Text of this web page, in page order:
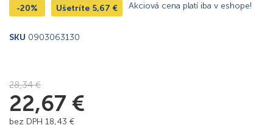
-20% Ušetríte 5,67 € Akciová cena platí iba v eshope!
SKU 0903063130
28,34€
22,67 €
bez DPH 18,43 €